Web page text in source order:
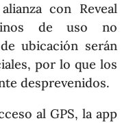
con Reveal
de uso no
ubicación serán
por lo que los
desprevenidos.
al GPS, la app